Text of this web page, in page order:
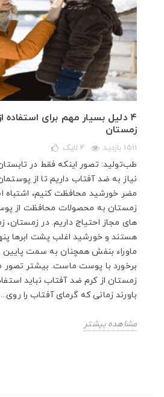
۴ دلیل بسیار مهم برای
زمستان
1511 بازدید 4 لایک
طب‌تولید: تصور اینکه فقط در
نیاز به ضد آفتاب داریم تا از
مضر خورشید محافظت کنیم، اشتباه
زمستان به محصولات محافظت از
های مجاز احتیاج داریم. در زمستان،
هستند و خورشید اغلب پشت ابرها
ماوراء بنفش همچنان به سمت پایین
برخورد با پوست ماست. بیشتر تصور
زمستان از کرم ضد آفتاب نباید
باورند زمانی که گرمای آفتاب را روی...
مشاهده بیشتر